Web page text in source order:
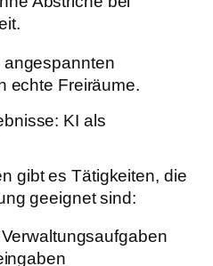
angespannten
echte Freiräume.
KI als
gibt es Tätigkeiten, die
geeignet sind: